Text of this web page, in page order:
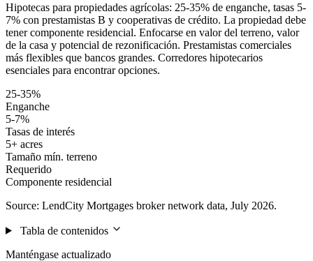
Hipotecas para propiedades agrícolas: 25-35% de enganche, tasas 5-
7% con prestamistas B y cooperativas de crédito. La propiedad debe
tener componente residencial. Enfocarse en valor del terreno, valor
de la casa y potencial de rezonificación. Prestamistas comerciales
más flexibles que bancos grandes. Corredores hipotecarios
esenciales para encontrar opciones.
25-35%
Enganche
5-7%
Tasas de interés
5+ acres
Tamaño mín. terreno
Requerido
Componente residencial
Source: LendCity Mortgages broker network data, July 2026.
Tabla de contenidos
Manténgase actualizado